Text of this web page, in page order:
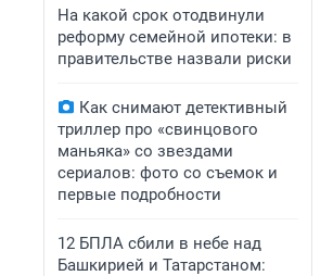
На какой срок отодвинули
реформу семейной ипотеки: в
правительстве назвали риски
Как снимают детективный
триллер про «свинцового
маньяка» со звездами
сериалов: фото со съемок и
первые подробности
12 БПЛА сбили в небе над
Башкирией и Татарстаном: